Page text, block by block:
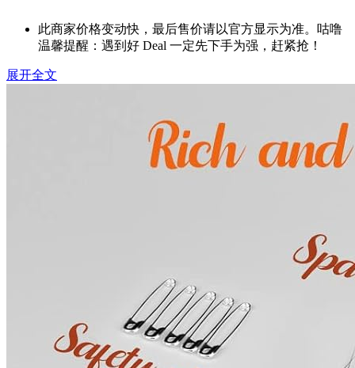
此商家价格变动快，最后售价请以官方显示为准。咕噜
温馨提醒：遇到好 Deal 一定先下手为强，赶紧抢！
展开全文